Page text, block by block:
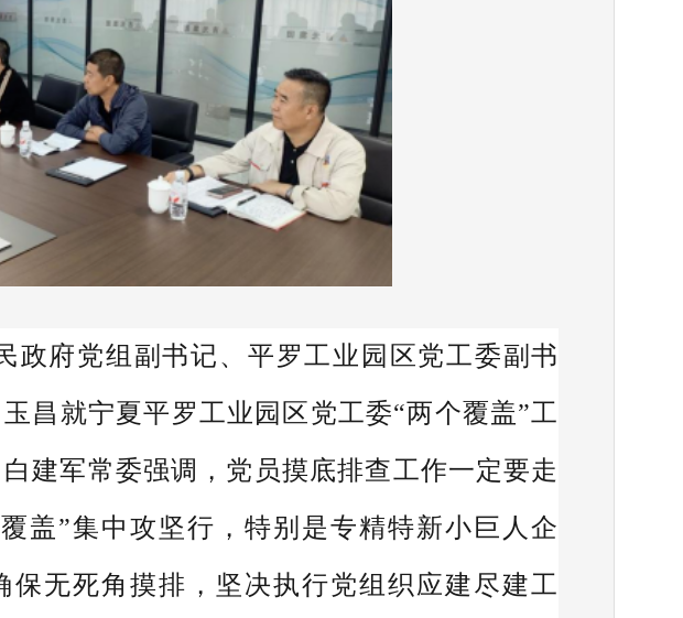
政府党组副书记、平罗工业园区党工委副书
昌就宁夏平罗工业园区党工委“两个覆盖”工
建军常委强调，党员摸底排查工作一定要走
盖”集中攻坚行，特别是专精特新小巨人企
保无死角摸排，坚决执行党组织应建尽建工